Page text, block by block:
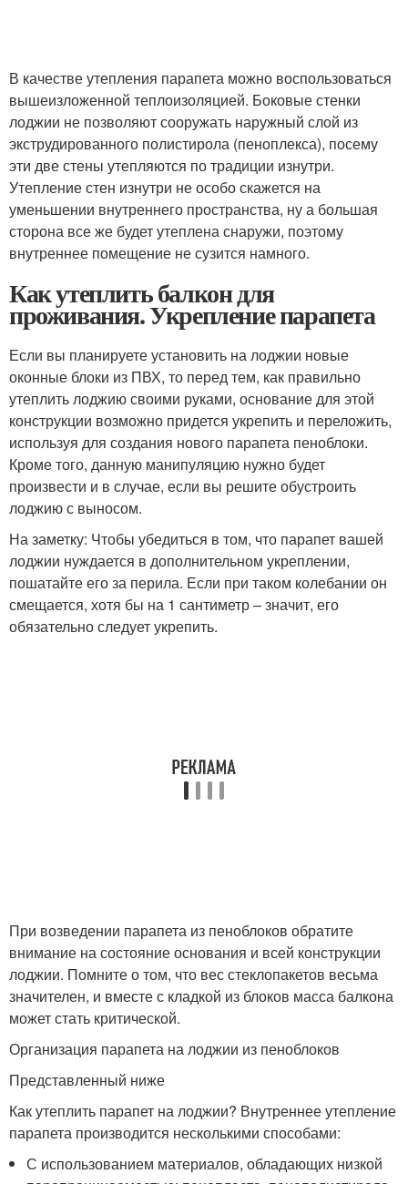
В качестве утепления парапета можно воспользоваться
вышеизложенной теплоизоляцией. Боковые стенки
лоджии не позволяют сооружать наружный слой из
экструдированного полистирола (пеноплекса), посему
эти две стены утепляются по традиции изнутри.
Утепление стен изнутри не особо скажется на
уменьшении внутреннего пространства, ну а большая
сторона все же будет утеплена снаружи, поэтому
внутреннее помещение не сузится намного.
Как утеплить балкон для
проживания. Укрепление парапета
Если вы планируете установить на лоджии новые
оконные блоки из ПВХ, то перед тем, как правильно
утеплить лоджию своими руками, основание для этой
конструкции возможно придется укрепить и переложить,
используя для создания нового парапета пеноблоки.
Кроме того, данную манипуляцию нужно будет
произвести и в случае, если вы решите обустроить
лоджию с выносом.
На заметку: Чтобы убедиться в том, что парапет вашей
лоджии нуждается в дополнительном укреплении,
пошатайте его за перила. Если при таком колебании он
смещается, хотя бы на 1 сантиметр – значит, его
обязательно следует укрепить.
При возведении парапета из пеноблоков обратите
внимание на состояние основания и всей конструкции
лоджии. Помните о том, что вес стеклопакетов весьма
значителен, и вместе с кладкой из блоков масса балкона
может стать критической.
Организация парапета на лоджии из пеноблоков
Представленный ниже
Как утеплить парапет на лоджии? Внутреннее утепление
парапета производится несколькими способами:
С использованием материалов, обладающих низкой